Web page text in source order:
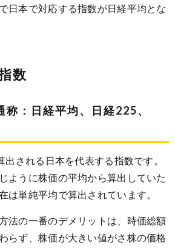
日本で対応する指数が日経平均とな
数
称：日経平均、日経225、
される日本を代表する指数です。
ように株価の平均から算出していた
は単純平均で算出されています。
法の一番のデメリットは、時価総額
らず、株価が大きい値がさ株の価格